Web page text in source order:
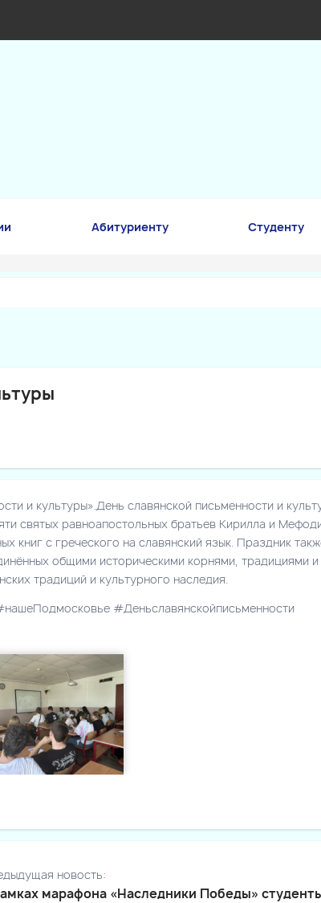
Абитуриенту Студенту
и культуры».День славянской письменности и
святых равноапостольных братьев Кирилла и
книг с греческого на славянский язык. Праздник
общими историческими корнями, традициями и
традиций и культурного наследия.
#Деньславянскойписьменности
новость:
марафона «Наследники Победы»